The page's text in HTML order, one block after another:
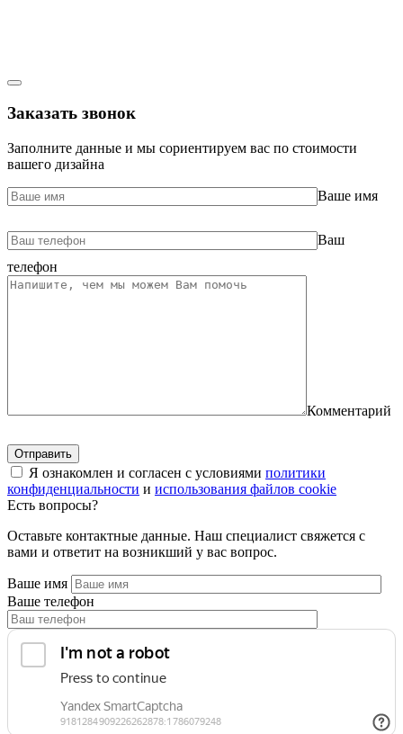
Заказать звонок
Заполните данные и мы сориентируем вас по стоимости
вашего дизайна
Ваше имя
Ваш
телефон
Комментарий
Я ознакомлен и согласен с условиями политики
конфиденциальности и использования файлов cookie
Есть вопросы?
Оставьте контактные данные. Наш специалист свяжется с
вами и ответит на возникший у вас вопрос.
Ваше имя
Ваше телефон